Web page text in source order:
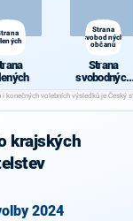
Strana
svobodných
občanů
Strana
svobodných
občanů
krajských
2024